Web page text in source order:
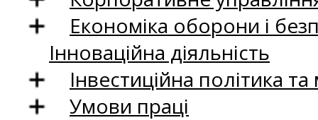
Економіка оборони і
Інноваційна діяльність
Інвестиційна політика
Умови праці